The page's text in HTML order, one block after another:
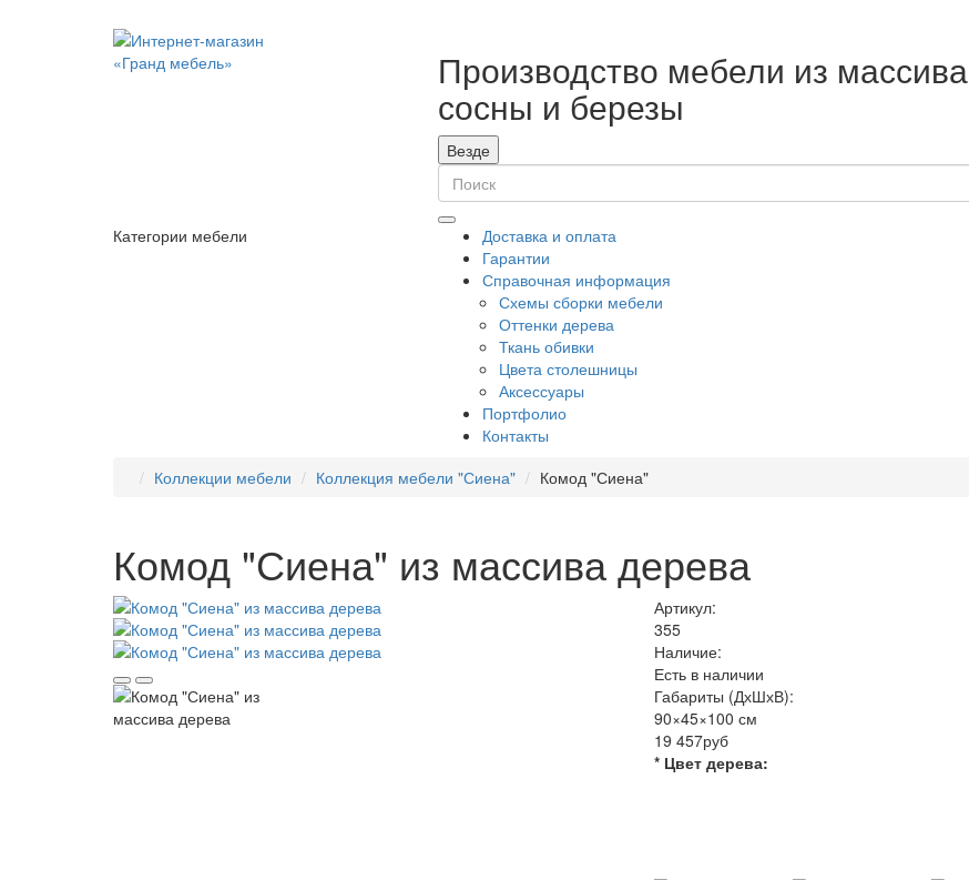
Производство мебели из массива
сосны и березы
Везде
Категории мебели
Доставка и оплата
Гарантии
Справочная информация
Схемы сборки мебели
Оттенки дерева
Ткань обивки
Цвета столешницы
Аксессуары
Портфолио
Контакты
Коллекции мебели
Коллекция мебели "Сиена" Комод "Сиена"
Комод "Сиена" из массива дерева
Артикул:
355
Наличие:
Есть в наличии
Габариты (ДхШхВ):
90×45×100 см
19 457руб
* Цвет дерева: